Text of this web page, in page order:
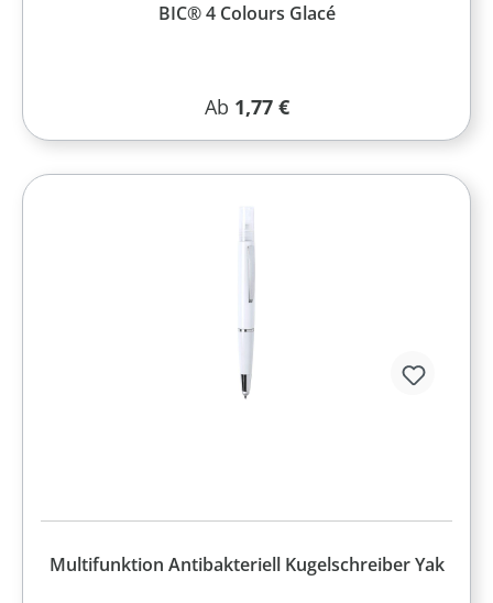
BIC® 4 Colours Glacé
Regulärer Preis:
Ab 1,77 €
Multifunktion Antibakteriell Kugelschreiber Yak